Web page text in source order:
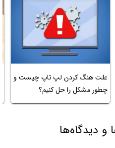
علت هنگ کردن لپ تاپ چیست و
چطور مشکل را حل کنیم؟
و دیدگاه‌ها